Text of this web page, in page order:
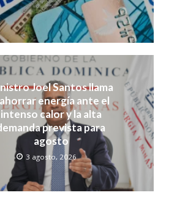
Joel Santos llama
energía ante el
intenso calor y la alta
prevista para
agosto
3 agosto, 2026